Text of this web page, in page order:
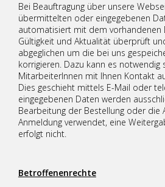
Bei Beauftragung über unsere
übermittelten oder eingegebenen
automatisiert mit dem vorhandenen
Gültigkeit und Aktualität überprüft
abgeglichen um die bei uns
korrigieren. Dazu kann es notwendig
MitarbeiterInnen mit Ihnen Kontakt
Dies geschieht mittels E-Mail oder
eingegebenen Daten werden
Bearbeitung der Bestellung oder die
Anmeldung verwendet, eine
erfolgt nicht.
Betroffenenrechte